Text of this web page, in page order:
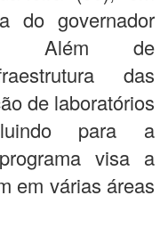
do governador
Além de
das
de laboratórios
para a
visa a
em várias áreas